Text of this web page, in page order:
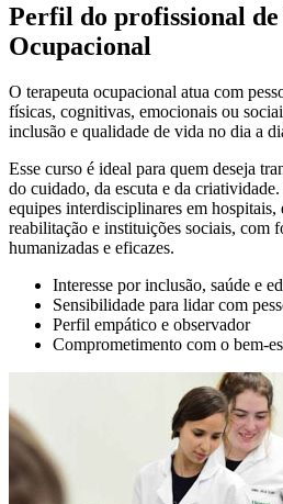
Perfil do profissional
Ocupacional
O terapeuta ocupacional atua com
físicas, cognitivas, emocionais ou
inclusão e qualidade de vida no dia a
Esse curso é ideal para quem deseja
do cuidado, da escuta e da
equipes interdisciplinares em hospitais,
reabilitação e instituições sociais, com
humanizadas e eficazes.
Interesse por inclusão, saúde e
Sensibilidade para lidar com
Perfil empático e observador
Comprometimento com o bem-